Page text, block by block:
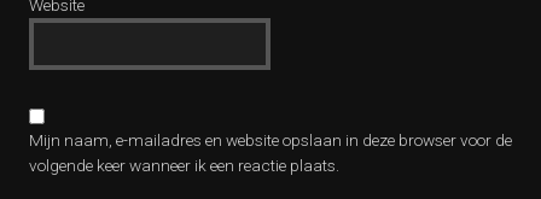
Website
Mijn naam, e-mailadres en website opslaan in deze browser voor de
volgende keer wanneer ik een reactie plaats.